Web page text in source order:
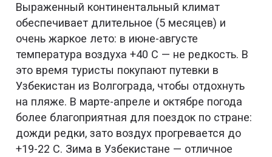
Выраженный континентальный климат
обеспечивает длительное (5 месяцев) и
очень жаркое лето: в июне-августе
температура воздуха +40 С — не редкость. В
это время туристы покупают путевки в
Узбекистан из Волгограда, чтобы отдохнуть
на пляже. В марте-апреле и октябре погода
более благоприятная для поездок по стране:
дожди редки, зато воздух прогревается до
+19-22 С. Зима в Узбекистане — отличное